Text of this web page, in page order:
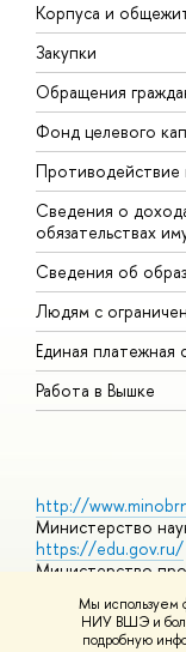
Мы используем
НИУ ВШЭ и
подробную
Корпуса и
Закупки
Обращения
Фонд целевого
Противодействие
Сведения о
обязательствах
Сведения об
Людям с
Единая платежная
Работа в Вышке
http://
Министерство
https://edu.gov.ru/
Министерство
https://
Массовые